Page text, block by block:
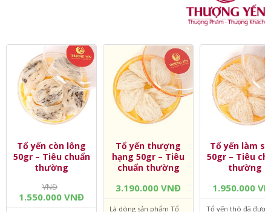
50gr – Tiêu chuẩn
thường
hạng 50gr – Tiêu
50gr – Tiêu